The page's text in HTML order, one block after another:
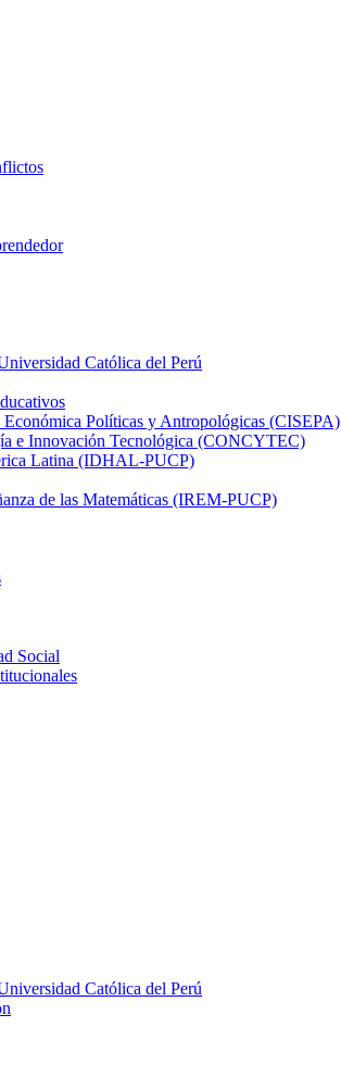
Católica del Perú
Políticas y Antropológicas (CISEPA)
e Innovación Tecnológica (CONCYTEC)
Latina (IDHAL-PUCP)
de las Matemáticas (IREM-PUCP)
Social
Católica del Perú